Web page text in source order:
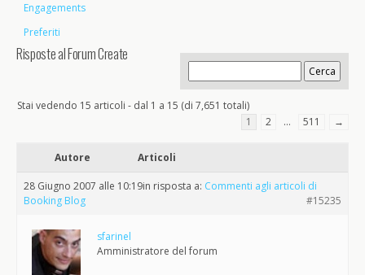
Engagements
Preferiti
Risposte al Forum Create
Stai vedendo 15 articoli - dal 1 a 15 (di 7,651 totali)
1
2 … 511 →
Autore Articoli
28 Giugno 2007 alle 10:19in risposta a: Commenti agli articoli di
Booking Blog
#15235
sfarinel
Amministratore del forum